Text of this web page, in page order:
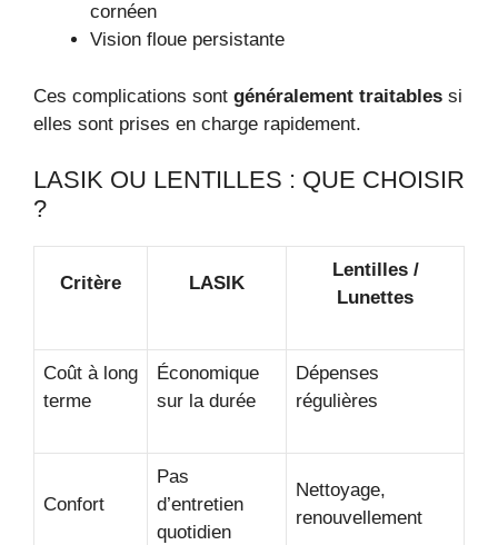
cornéen
Vision floue persistante
Ces complications sont généralement traitables si
elles sont prises en charge rapidement.
LASIK OU LENTILLES : QUE CHOISIR
?
Critère LASIK
Lentilles /
Lunettes
Coût à long
terme
Économique
sur la durée
Dépenses
régulières
Confort
Pas
d’entretien
quotidien
Nettoyage,
renouvellement